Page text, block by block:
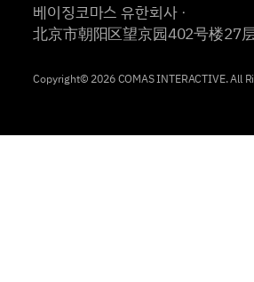
베이징코마스 유한회사ㆍ
北京市朝阳区望京园402号楼27
Copyright© 2026 COMAS INTERACTIVE. All